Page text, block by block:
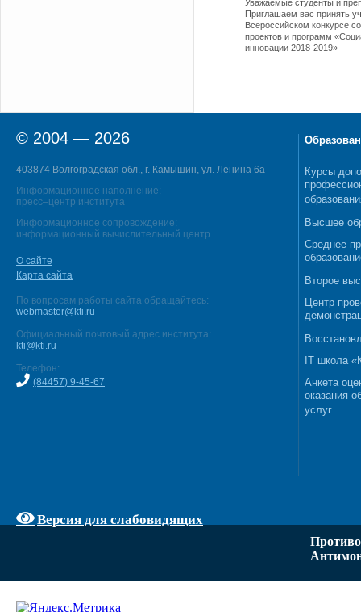
Уважаемые студенты и
Приглашаем вас принять
Всероссийском конкурсе
проектов и программ
инновации 2018-2019»
© 2004 — 2026
403874 Волгоградская обл., г. Камышин, ул. Ленина 6а
Информационное наполнение:
пресс–центр института
Информационное сопровождение:
информационный вычислительный центр
О сайте
Карта сайта
По вопросам работы сайта обращайтесь:
webmaster@kti.ru
Официальный почтовый адрес института:
kti@kti.ru
Телефон:
(84457) 9-45-67
Версия для слабовидящих
Курсы
Высшее
Среднее
Второе
Центр
IT школа
Анкета
оказания
услуг